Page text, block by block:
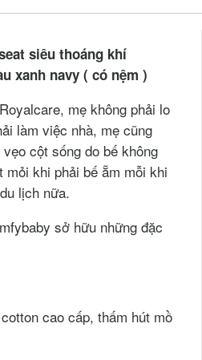
siêu thoáng khí
xanh navy ( có nệm )
mẹ không phải lo
làm việc nhà, mẹ cũng
cột sống do bế không
mỏi khi phải bế ẵm mỗi khi
lịch nữa.
sở hữu những đặc
cao cấp, thấm hút mồ